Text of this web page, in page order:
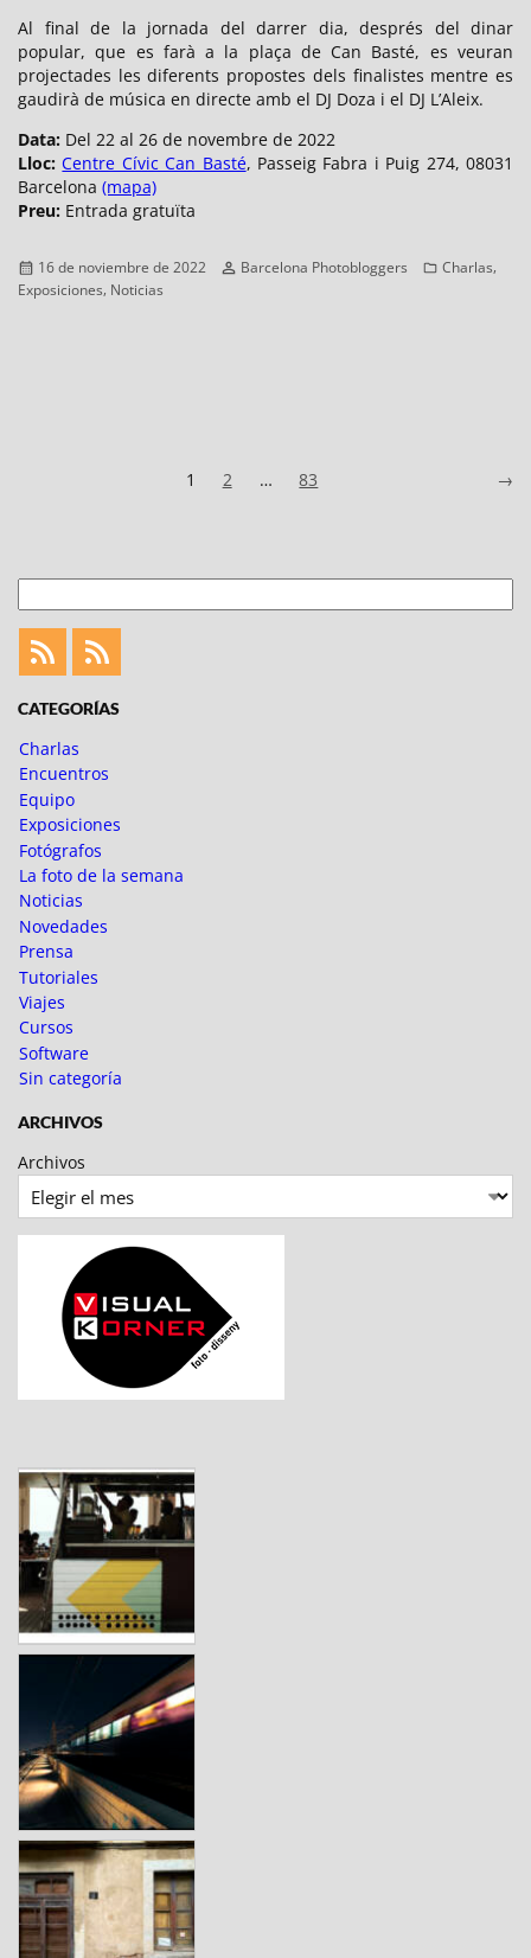
Al final de la jornada del darrer dia, després del dinar
popular, que es farà a la plaça de Can Basté, es veuran
projectades les diferents propostes dels finalistes mentre es
gaudirà de música en directe amb el DJ Doza i el DJ L’Aleix.
Data: Del 22 al 26 de novembre de 2022
Lloc: Centre Cívic Can Basté, Passeig Fabra i Puig 274, 08031
Barcelona (mapa)
Preu: Entrada gratuïta
Publicado
el
16 de noviembre de 2022 Autor
Barcelona Photobloggers Categorías
Charlas,
Exposiciones, Noticias
Página
1 Página
2 … Página
83 →
Feed
Feed
CATEGORÍAS
Charlas
Encuentros
Equipo
Exposiciones
Fotógrafos
La foto de la semana
Noticias
Novedades
Prensa
Tutoriales
Viajes
Cursos
Software
Sin categoría
ARCHIVOS
Archivos